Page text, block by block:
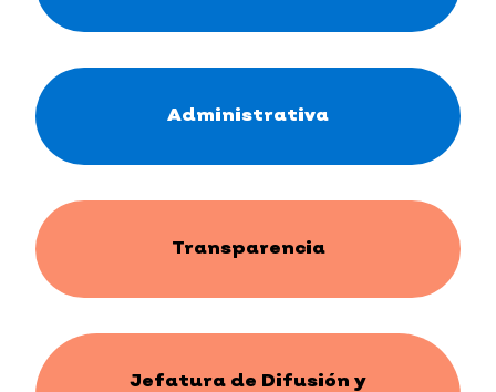
Administrativa
Transparencia
Jefatura de Difusión y